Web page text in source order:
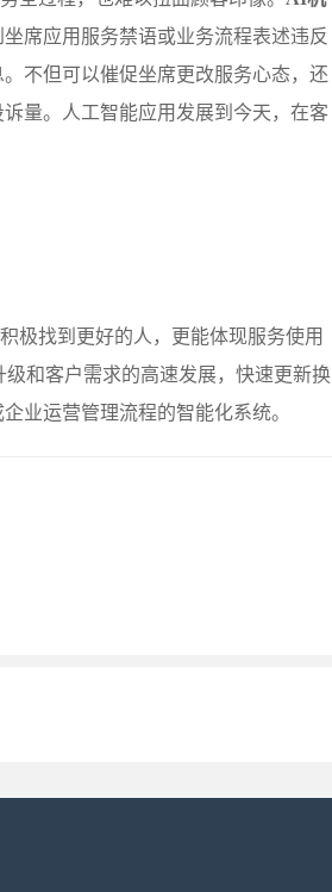
席应用服务禁语或业务流程表述违反
不但可以催促坐席更改服务心态，还
量。人工智能应用发展到今天，在客
极找到更好的人，更能体现服务使用
和客户需求的高速发展，快速更新换
业运营管理流程的智能化系统。